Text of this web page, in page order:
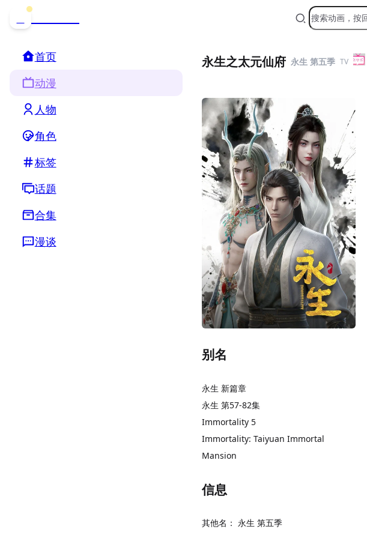
首页
动漫
人物
角色
标签
话题
合集
漫谈
永生之太元仙府 永生 第五季 TV
别名
永生 新篇章
永生 第57-82集
Immortality 5
Immortality: Taiyuan Immortal
Mansion
信息
其他名： 永生 第五季